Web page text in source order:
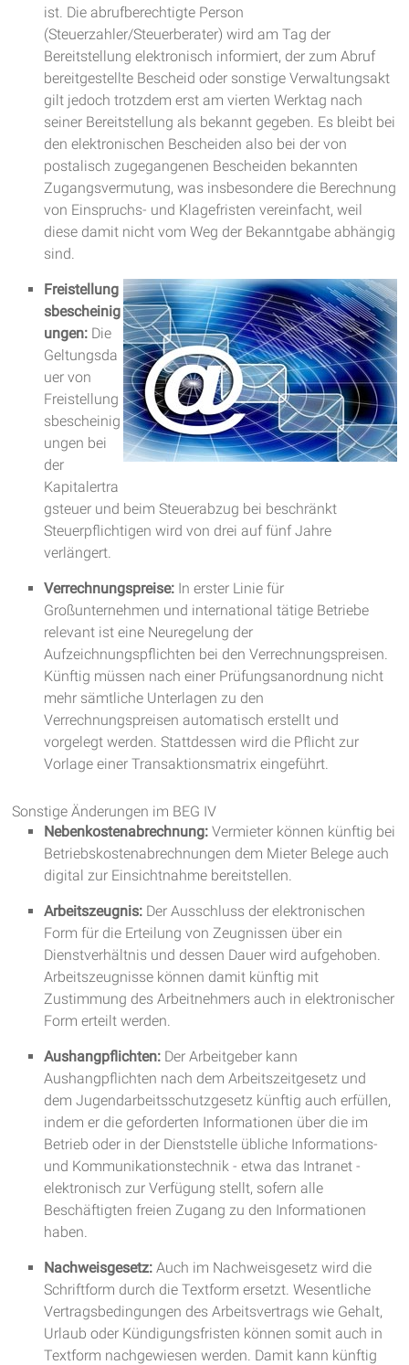
ist. Die abrufberechtigte Person
(Steuerzahler/Steuerberater) wird am Tag der
Bereitstellung elektronisch informiert, der zum Abruf
bereitgestellte Bescheid oder sonstige Verwaltungsakt
gilt jedoch trotzdem erst am vierten Werktag nach
seiner Bereitstellung als bekannt gegeben. Es bleibt bei
den elektronischen Bescheiden also bei der von
postalisch zugegangenen Bescheiden bekannten
Zugangsvermutung, was insbesondere die Berechnung
von Einspruchs- und Klagefristen vereinfacht, weil
diese damit nicht vom Weg der Bekanntgabe abhängig
sind.
Freistellung
sbescheinig
ungen: Die
Geltungsda
uer von
Freistellung
sbescheinig
ungen bei
der
Kapitalertra
gsteuer und beim Steuerabzug bei beschränkt
Steuerpflichtigen wird von drei auf fünf Jahre
verlängert.
Verrechnungspreise: In erster Linie für
Großunternehmen und international tätige Betriebe
relevant ist eine Neuregelung der
Aufzeichnungspflichten bei den Verrechnungspreisen.
Künftig müssen nach einer Prüfungsanordnung nicht
mehr sämtliche Unterlagen zu den
Verrechnungspreisen automatisch erstellt und
vorgelegt werden. Stattdessen wird die Pflicht zur
Vorlage einer Transaktionsmatrix eingeführt.
Sonstige Änderungen im BEG IV
Nebenkostenabrechnung: Vermieter können künftig bei
Betriebskostenabrechnungen dem Mieter Belege auch
digital zur Einsichtnahme bereitstellen.
Arbeitszeugnis: Der Ausschluss der elektronischen
Form für die Erteilung von Zeugnissen über ein
Dienstverhältnis und dessen Dauer wird aufgehoben.
Arbeitszeugnisse können damit künftig mit
Zustimmung des Arbeitnehmers auch in elektronischer
Form erteilt werden.
Aushangpflichten: Der Arbeitgeber kann
Aushangpflichten nach dem Arbeitszeitgesetz und
dem Jugendarbeitsschutzgesetz künftig auch erfüllen,
indem er die geforderten Informationen über die im
Betrieb oder in der Dienststelle übliche Informations-
und Kommunikationstechnik - etwa das Intranet -
elektronisch zur Verfügung stellt, sofern alle
Beschäftigten freien Zugang zu den Informationen
haben.
Nachweisgesetz: Auch im Nachweisgesetz wird die
Schriftform durch die Textform ersetzt. Wesentliche
Vertragsbedingungen des Arbeitsvertrags wie Gehalt,
Urlaub oder Kündigungsfristen können somit auch in
Textform nachgewiesen werden. Damit kann künftig